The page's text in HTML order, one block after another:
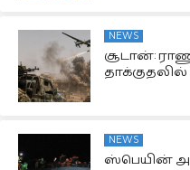
NEWS
சூடான்:
NEWS
ஸ்பெயின்